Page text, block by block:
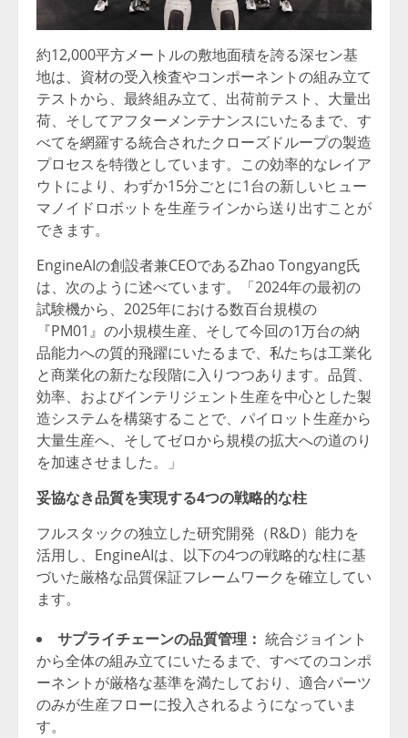
約12,000平方メートルの敷地面積を誇る深セン基
地は、資材の受入検査やコンポーネントの組み立て
テストから、最終組み立て、出荷前テスト、大量出
荷、そしてアフターメンテナンスにいたるまで、す
べてを網羅する統合されたクローズドループの製造
プロセスを特徴としています。この効率的なレイア
ウトにより、わずか15分ごとに1台の新しいヒュー
マノイドロボットを生産ラインから送り出すことが
できます。
EngineAIの創設者兼CEOであるZhao Tongyang氏
は、次のように述べています。「2024年の最初の
試験機から、2025年における数百台規模の
『PM01』の小規模生産、そして今回の1万台の納
品能力への質的飛躍にいたるまで、私たちは工業化
と商業化の新たな段階に入りつつあります。品質、
効率、およびインテリジェント生産を中心とした製
造システムを構築することで、パイロット生産から
大量生産へ、そしてゼロから規模の拡大への道のり
を加速させました。」
妥協なき品質を実現する4つの戦略的な柱
フルスタックの独立した研究開発（R&D）能力を
活用し、EngineAIは、以下の4つの戦略的な柱に基
づいた厳格な品質保証フレームワークを確立してい
ます。
サプライチェーンの品質管理： 統合ジョイント
から全体の組み立てにいたるまで、すべてのコンポ
ーネントが厳格な基準を満たしており、適合パーツ
のみが生産フローに投入されるようになっていま
す。